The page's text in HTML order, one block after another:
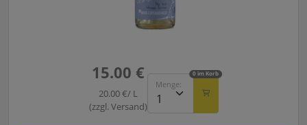
15.00 €
20.00 €/ L
(zzgl. Versand)
Menge:
0 im Korb